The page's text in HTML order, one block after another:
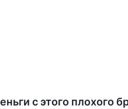
с этого плохого